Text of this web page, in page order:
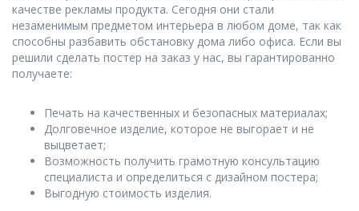
качестве рекламы продукта. Сегодня они стали
незаменимым предметом интерьера в любом доме, так как
способны разбавить обстановку дома либо офиса. Если вы
решили сделать постер на заказ у нас, вы гарантированно
получаете:
Печать на качественных и безопасных материалах;
Долговечное изделие, которое не выгорает и не
выцветает;
Возможность получить грамотную консультацию
специалиста и определиться с дизайном постера;
Выгодную стоимость изделия.